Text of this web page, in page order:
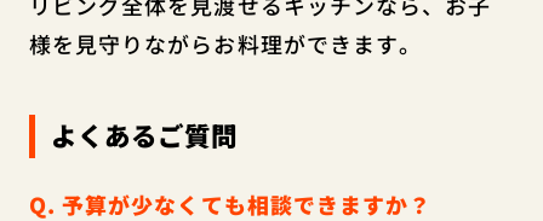
様を見守りながらお料理ができます。
よくあるご質問
Q. 予算が少なくても相談できますか？